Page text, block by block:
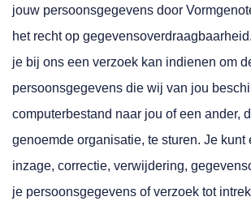
jouw persoonsgegevens door
het recht op
je bij ons een verzoek kan indienen om
persoonsgegevens die wij van jou
computerbestand naar jou of een ander,
genoemde organisatie, te sturen. Je kunt
inzage, correctie, verwijdering,
je persoonsgegevens of verzoek tot